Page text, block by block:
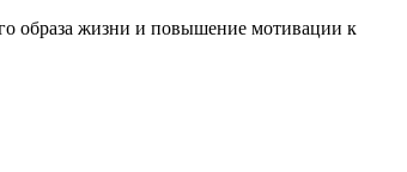
образа жизни и повышение мотивации к